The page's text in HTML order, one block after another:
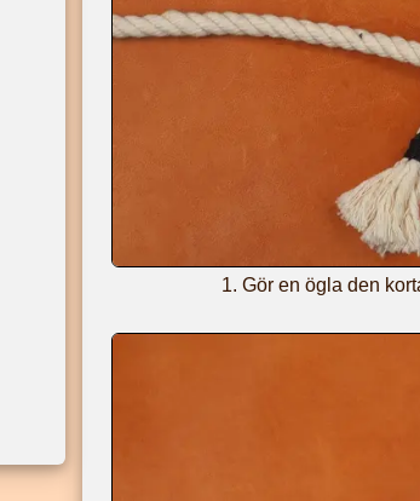
Gör en ögla den